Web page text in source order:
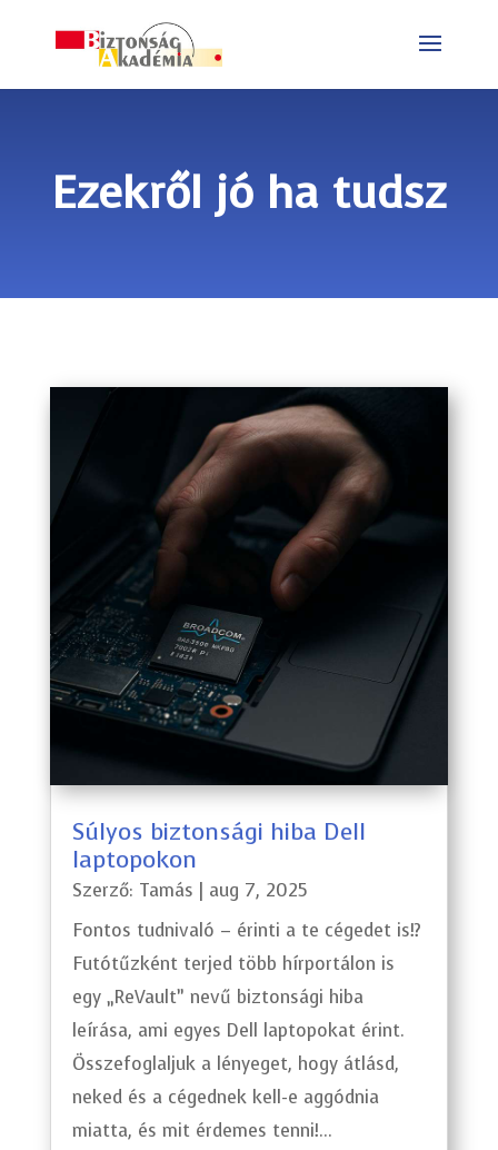
Ezekről jó ha tudsz
Súlyos biztonsági hiba Dell
laptopokon
Szerző: Tamás
aug 7, 2025
Fontos tudnivaló – érinti a te cégedet is!?
Futótűzként terjed több hírportálon is
egy „ReVault” nevű biztonsági hiba
leírása, ami egyes Dell laptopokat érint.
Összefoglaljuk a lényeget, hogy átlásd,
neked és a cégednek kell-e aggódnia
miatta, és mit érdemes tenni!...